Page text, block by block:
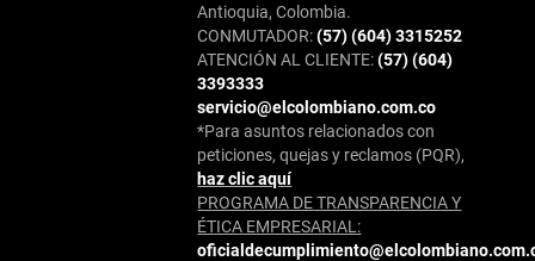
Antioquia, Colombia.
CONMUTADOR:(57) (604) 3315252
ATENCIÓN AL CLIENTE:(57) (604)
3393333
servicio@elcolombiano.com.co
*Para asuntos relacionados con
peticiones, quejas y reclamos (PQR),
haz clic aquí
PROGRAMA DE TRANSPARENCIA Y
ÉTICA EMPRESARIAL: